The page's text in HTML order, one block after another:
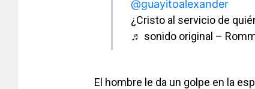
@guayitoalexander
¿Cristo al servicio de
♬ sonido original –
El hombre le da un golpe en la